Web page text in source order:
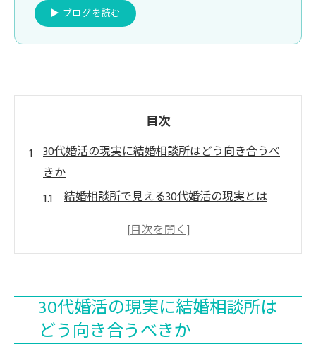
▶ ブログを読む
目次
30代婚活の現実に結婚相談所はどう向き合うべ
きか
結婚相談所で見える30代婚活の現実とは
30代女性の婚活が直面する壁と結婚相談所
厳しい現実に結婚相談所はどう応えるのか
結婚相談所を通じた30代の婚活が厳しい理由と
30代婚活の現実に結婚相談所は
どう向き合うべきか